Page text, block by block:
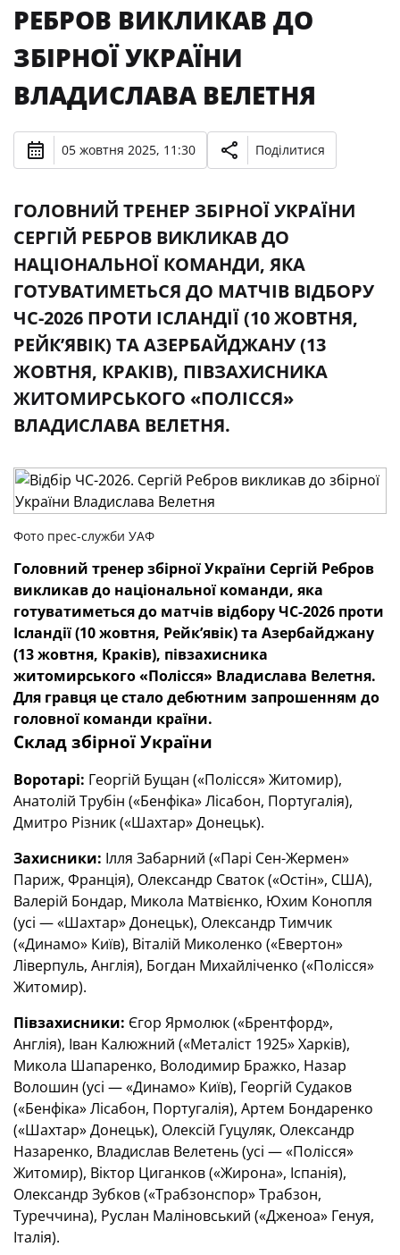
РЕБРОВ ВИКЛИКАВ ДО
ЗБІРНОЇ УКРАЇНИ
ВЛАДИСЛАВА ВЕЛЕТНЯ
05 жовтня 2025, 11:30 Поділитися
ГОЛОВНИЙ ТРЕНЕР ЗБІРНОЇ УКРАЇНИ
СЕРГІЙ РЕБРОВ ВИКЛИКАВ ДО
НАЦІОНАЛЬНОЇ КОМАНДИ, ЯКА
ГОТУВАТИМЕТЬСЯ ДО МАТЧІВ ВІДБОРУ
ЧС-2026 ПРОТИ ІСЛАНДІЇ (10 ЖОВТНЯ,
РЕЙК’ЯВІК) ТА АЗЕРБАЙДЖАНУ (13
ЖОВТНЯ, КРАКІВ), ПІВЗАХИСНИКА
ЖИТОМИРСЬКОГО «ПОЛІССЯ»
ВЛАДИСЛАВА ВЕЛЕТНЯ.
Фото прес-служби УАФ
Головний тренер збірної України Сергій Ребров
викликав до національної команди, яка
готуватиметься до матчів відбору ЧС-2026 проти
Ісландії (10 жовтня, Рейк’явік) та Азербайджану
(13 жовтня, Краків), півзахисника
житомирського «Полісся» Владислава Велетня.
Для гравця це стало дебютним запрошенням до
головної команди країни.
Склад збірної України
Воротарі: Георгій Бущан («Полісся» Житомир),
Анатолій Трубін («Бенфіка» Лісабон, Португалія),
Дмитро Різник («Шахтар» Донецьк).
Захисники: Ілля Забарний («Парі Сен-Жермен»
Париж, Франція), Олександр Сваток («Остін», США),
Валерій Бондар, Микола Матвієнко, Юхим Конопля
(усі — «Шахтар» Донецьк), Олександр Тимчик
(«Динамо» Київ), Віталій Миколенко («Евертон»
Ліверпуль, Англія), Богдан Михайліченко («Полісся»
Житомир).
Півзахисники: Єгор Ярмолюк («Брентфорд»,
Англія), Іван Калюжний («Металіст 1925» Харків),
Микола Шапаренко, Володимир Бражко, Назар
Волошин (усі — «Динамо» Київ), Георгій Судаков
(«Бенфіка» Лісабон, Португалія), Артем Бондаренко
(«Шахтар» Донецьк), Олексій Гуцуляк, Олександр
Назаренко, Владислав Велетень (усі — «Полісся»
Житомир), Віктор Циганков («Жирона», Іспанія),
Олександр Зубков («Трабзонспор» Трабзон,
Туреччина), Руслан Маліновський («Дженоа» Генуя,
Італія).